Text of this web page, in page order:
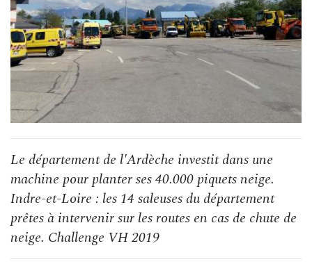
Le département de l'Ardèche investit dans une
machine pour planter ses 40.000 piquets neige.
Indre-et-Loire : les 14 saleuses du département
prêtes à intervenir sur les routes en cas de chute de
neige. Challenge VH 2019